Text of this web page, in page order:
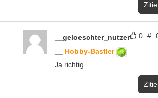
0 #
__geloeschter_nutzer
Hobby-Bastler
Ja richtig.